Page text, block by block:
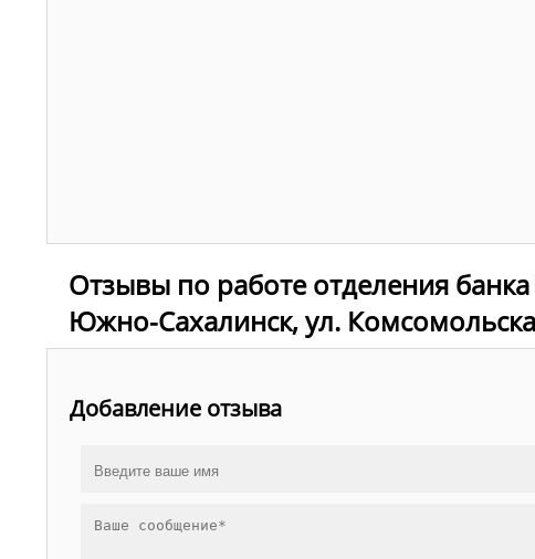
Отзывы по работе отделения
Южно-Сахалинск, ул.
Добавление отзыва